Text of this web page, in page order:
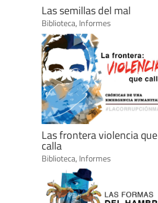
Las semillas del mal
Biblioteca, Informes
Las frontera violencia que
calla
Biblioteca, Informes